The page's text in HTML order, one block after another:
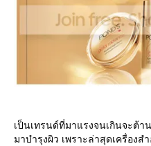
เป็นเทรนด์ที่มาแรงจนเกินจะต้า
มาบำรุงผิว เพราะล่าสุดเครื่องส